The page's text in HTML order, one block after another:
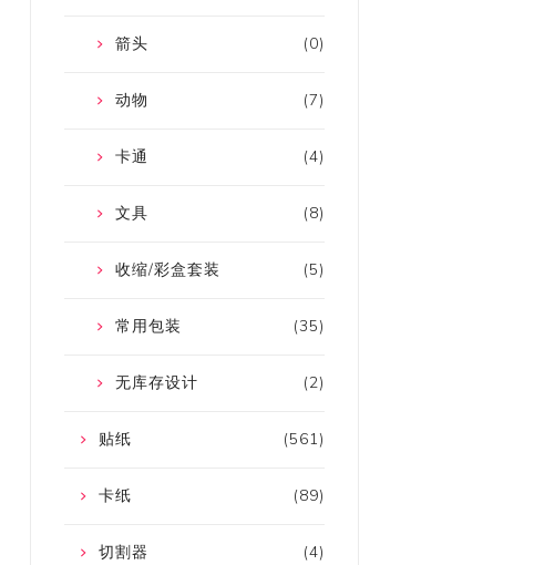
(0)
箭头
(7)
动物
(4)
卡通
(8)
文具
(5)
收缩/彩盒套装
(35)
常用包装
(2)
无库存设计
(561)
贴纸
(89)
卡纸
(4)
切割器